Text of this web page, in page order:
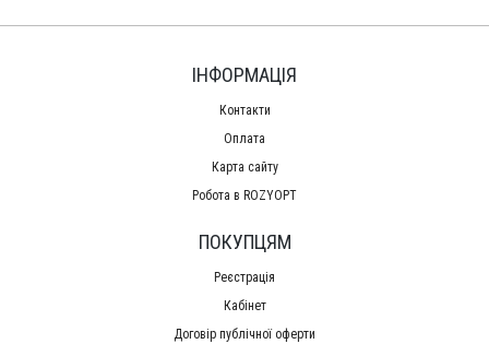
ІНФОРМАЦІЯ
Контакти
Оплата
Карта сайту
Робота в ROZYOPT
ПОКУПЦЯМ
Реєстрація
Кабінет
Договір публічної оферти